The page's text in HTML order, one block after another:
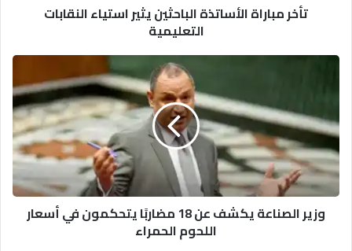
تأخر مباراة الأساتذة الباحثين يثير استياء النقابات
التعليمية
وزير
18
مضاربًا
يتحكمون
في
أسعار
اللحوم
وزير الصناعة يكشف عن 18 مضاربًا يتحكمون في أسعار
اللحوم الحمراء